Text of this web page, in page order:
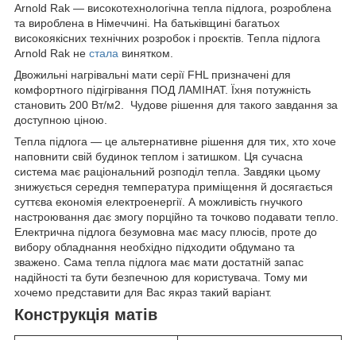
Arnold Rak — високотехнологічна тепла підлога, розроблена
та вироблена в Німеччині. На батьківщині багатьох
високоякісних технічних розробок і проєктів. Тепла підлога
Arnold Rak не стала винятком.
Двожильні нагрівальні мати серії FHL призначені для
комфортного підігрівання ПОД ЛАМІНАТ. Їхня потужність
становить 200 Вт/м2. Чудове рішення для такого завдання за
доступною ціною.
Тепла підлога — це альтернативне рішення для тих, хто хоче
наповнити свій будинок теплом і затишком. Ця сучасна
система має раціональний розподіл тепла. Завдяки цьому
знижується середня температура приміщення й досягається
суттєва економія електроенергії. А можливість гнучкого
настроювання дає змогу порційно та точково подавати тепло.
Електрична підлога безумовна має масу плюсів, проте до
вибору обладнання необхідно підходити обдумано та
зважено. Сама тепла підлога має мати достатній запас
надійності та бути безпечною для користувача. Тому ми
хочемо представити для Вас якраз такий варіант.
Конструкція матів